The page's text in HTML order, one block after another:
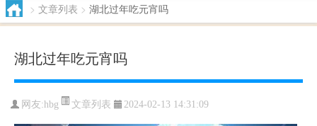
> 文章列表 > 湖北过年吃元宵吗
湖北过年吃元宵吗
网友:hbg 文章列表 2024-02-13 14:31:09